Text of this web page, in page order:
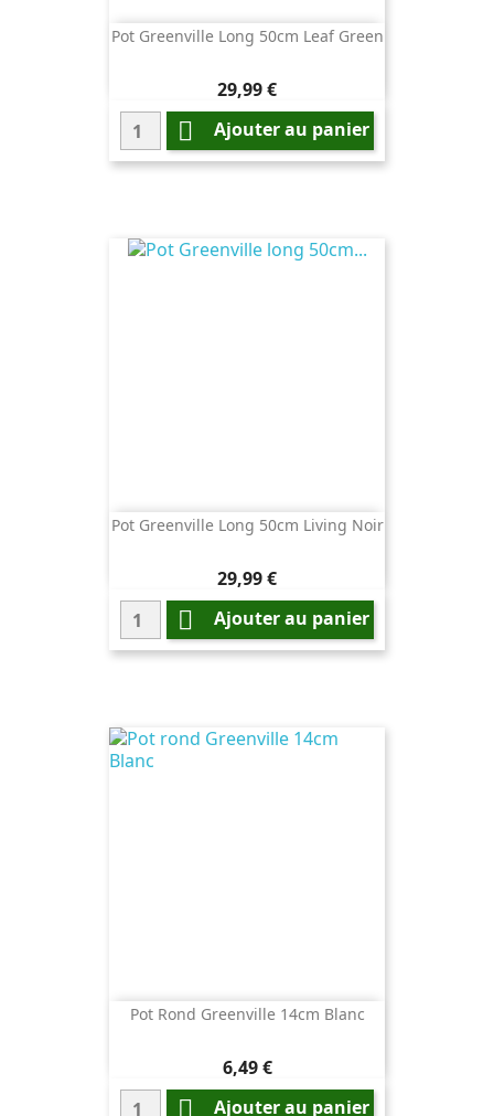
Pot Greenville Long 50cm Leaf Green
Prix
29,99 €
 Ajouter au panier
Pot Greenville Long 50cm Living Noir
Prix
29,99 €
 Ajouter au panier
Pot Rond Greenville 14cm Blanc
Prix
6,49 €
 Ajouter au panier